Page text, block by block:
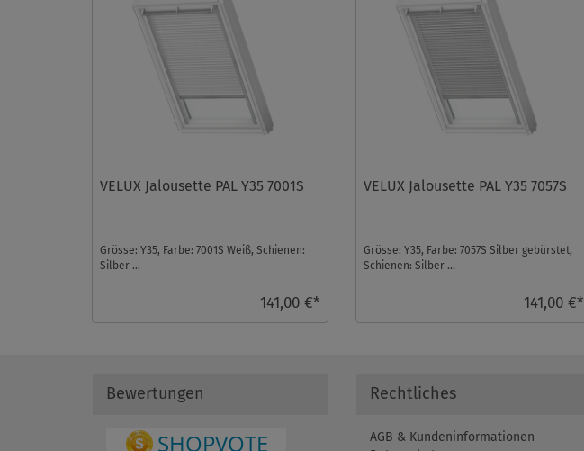
VELUX Jalousette PAL Y35 7001S
Grösse: Y35, Farbe: 7001S Weiß, Schienen:
Silber ...
141,00 €*
VELUX Jalousette PAL Y35 7057S
Grösse: Y35, Farbe: 7057S Silber gebürstet,
Schienen: Silber ...
141,00 €*
Bewertungen Rechtliches
AGB & Kundeninformationen